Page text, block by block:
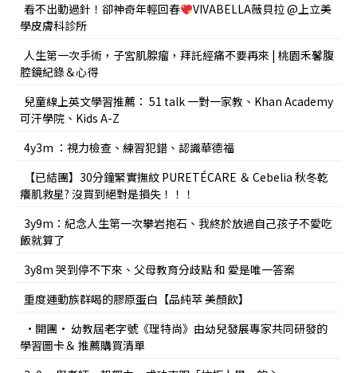
看不出動過針！卻神奇年輕回春
VIVABELLA薇貝拉 @上立美
學皮膚科診所
人生第一次手術，子宮肌腺瘤，拜託經痛不要再來 | 桃園禾馨腹
腔鏡紀錄＆心得
兒童線上英文學習推薦： 51 talk 一對一家教、Khan Academy
可汗學院、Kids A-Z
4y3m ：視力檢查、練習犯錯、認識華德福
【已結團】30分鐘緊實撫紋 PURETÉCARE ＆ Cebelia 秋冬乾
癢肌救星? 沒買到絕對是損失！！！
3y9m：紀念人生第一次攀岩抱石、我終於放過自己孩子不愛吃
飯就算了
3y8m 哭到停不下來、父母教育分歧點 和 愛是唯一答案
重度運動族群喝的膠原蛋白【品純萃 美顏飲】
•開團• 幼教屆老字號《理特尚》由幼兒發展專家共同研發的
學習圖卡＆ 推薦購買清單